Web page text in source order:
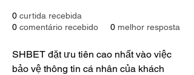
0 curtida recebida
0 comentário recebido 0 melhor resposta
SHBET đặt ưu tiên cao nhất vào việc
bảo vệ thông tin cá nhân của khách